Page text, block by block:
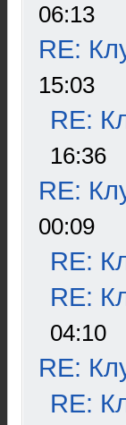
06:13
RE:
15:03
RE:
16:36
RE:
00:09
RE:
RE:
04:10
RE:
RE: